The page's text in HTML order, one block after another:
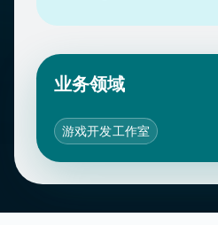
业务领域
游戏开发工作室